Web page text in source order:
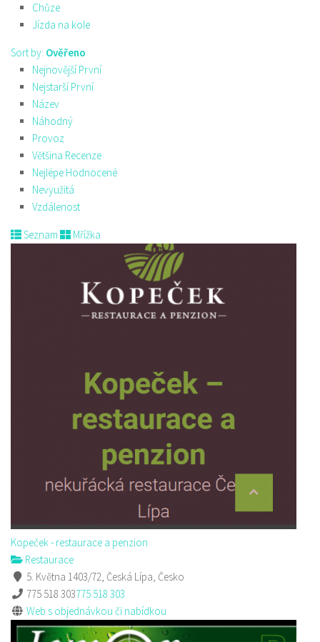
Chůze
Jízda na kole
Sort by: Ověřeno
Nejnovější První
Nejstarší První
Název
Náhodný
Provoz
Většina Recenze
Nejlépe Hodnocené
Nevyužitá
Vzdálenost
Seznam Mřížka
Kopeček - restaurace a penzion
Restaurace
5. Května 1403/72, Česká Lípa, Česko
775 518 303775 518 303
Web s objednávkou či nabídkou